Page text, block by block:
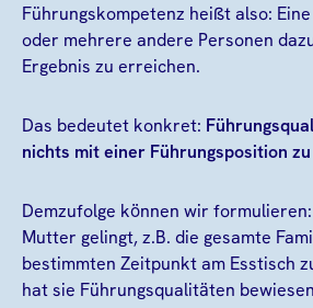
Führungskompetenz heißt also:
oder mehrere andere Personen
Ergebnis zu erreichen.
Das bedeutet konkret:
nichts mit einer Führungsposition
Demzufolge können wir
Mutter gelingt, z.B. die gesamte
bestimmten Zeitpunkt am Esstisch
hat sie Führungsqualitäten